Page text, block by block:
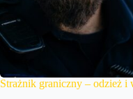
Strażnik graniczny – odzież i